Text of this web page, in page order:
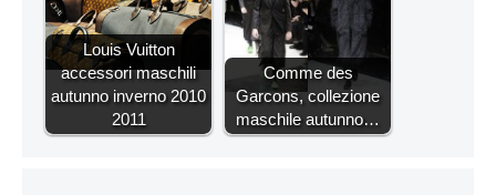
Louis Vuitton
accessori maschili
autunno inverno 2010
2011
Comme des
Garcons, collezione
maschile autunno…